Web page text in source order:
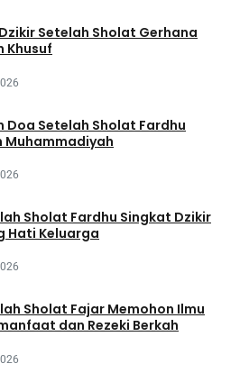
Setelah Sholat Gerhana
Khusuf
Doa Setelah Sholat Fardhu
Muhammadiyah
Sholat Fardhu Singkat Dzikir
Hati Keluarga
Sholat Fajar Memohon Ilmu
dan Rezeki Berkah